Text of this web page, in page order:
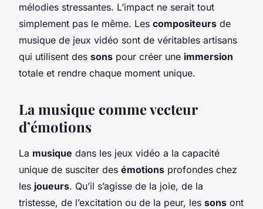
mélodies stressantes. L’impact ne serait tout
simplement pas le même. Les compositeurs de
musique de jeux vidéo sont de véritables artisans
qui utilisent des sons pour créer une immersion
totale et rendre chaque moment unique.
La musique comme vecteur
d’émotions
La musique dans les jeux vidéo a la capacité
unique de susciter des émotions profondes chez
les joueurs. Qu’il s’agisse de la joie, de la
tristesse, de l’excitation ou de la peur, les sons ont